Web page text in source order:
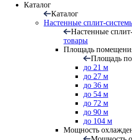
Каталог
Каталог
Настенные сплит-
Настенные
товары
Площадь
Площадь
до 21 м
до 27 м
до 36 м
до 54 м
до 72 м
до 90 м
до 104 м
Мощность